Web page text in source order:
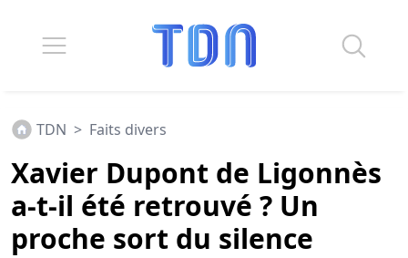
TDN > Faits divers
Xavier Dupont de Ligonnès
a-t-il été retrouvé ? Un
proche sort du silence